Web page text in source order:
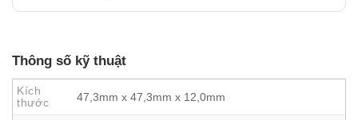
Thông số kỹ thuật
Kích
thước
47,3mm x 47,3mm x 12,0mm